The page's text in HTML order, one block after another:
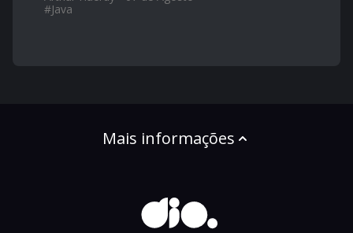
#Java
Mais informações